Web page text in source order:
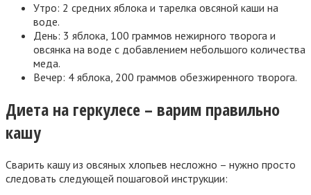
Утро: 2 средних яблока и тарелка овсяной каши на
воде.
День: 3 яблока, 100 граммов нежирного творога и
овсянка на воде с добавлением небольшого количества
меда.
Вечер: 4 яблока, 200 граммов обезжиренного творога.
Диета на геркулесе – варим правильно
кашу
Сварить кашу из овсяных хлопьев несложно – нужно просто
следовать следующей пошаговой инструкции: